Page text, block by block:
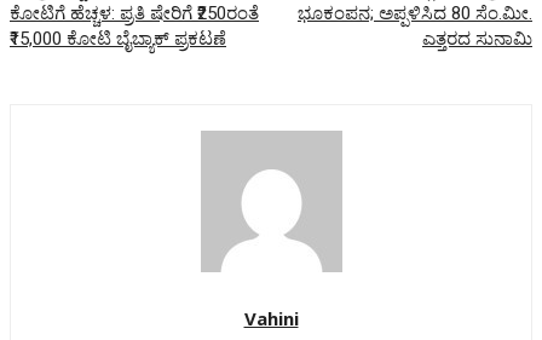
ಕೋಟಿಗೆ ಹೆಚ್ಚಳ: ಪ್ರತಿ ಷೇರಿಗೆ ₹250ರಂತೆ
₹15,000 ಕೋಟಿ ಬೈಬ್ಯಾಕ್ ಪ್ರಕಟಣೆ
ಭೂಕಂಪನ; ಅಪ್ಪಳಿಸಿದ 80 ಸೆಂ.ಮೀ.
ಎತ್ತರದ ಸುನಾಮಿ
Vahini